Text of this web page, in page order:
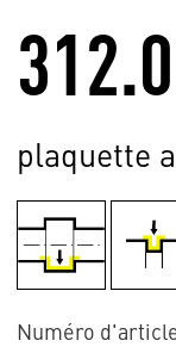
plaquette
Numéro